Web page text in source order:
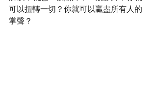
可以扭轉一切？你就可以贏盡所有人的
掌聲？